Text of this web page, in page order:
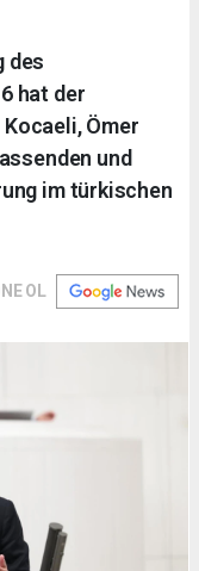
des
hat der
Ömer
und
im türkischen
OL